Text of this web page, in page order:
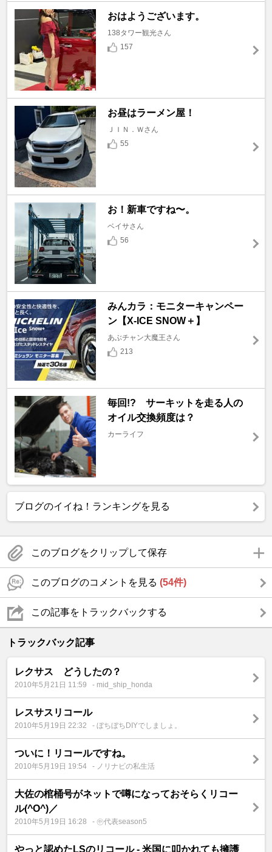
おはようございます。
138タワー観光さん
157
お昼はラーメン屋！
ＪＩＮ．Ｗさん
55
お！新車ですね〜。
ベイサさん
56
みんカラ：モニターキャンペー
ン【X-ICE SNOW＋】
あぶチャン大魔王さん
213
毎回!? サーキットを走る人の
オイル交換頻度は？
カーライフ
ブログのイイね！ランキングを見る
このブログをクリップして保存
このブログのコメントを見る (54件)
この記事をトラックバックする
トラックバック記事
レクサス どうしたの？
2010年5月21日 11:59 - mid_ship_honda
レスサスリコール
2010年5月19日 22:32 - ぼちぼちDIYでしましょ。
ついに！リコールですね。
2010年5月19日 19:54 - ノリナビの私生活
大佐の棺桶号がネットで噂になっておそらくリコー
ル(^O^)／
2010年5月19日 16:28 - ㊥代表season5
やっと認めたLSのリコール - 米国に叩かれても擁護